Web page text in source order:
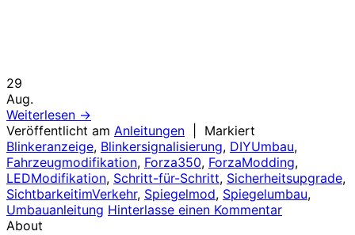
29
Aug.
Weiterlesen →
Veröffentlicht am Anleitungen
Markiert
Blinkeranzeige, Blinkersignalisierung, DIYUmbau,
Fahrzeugmodifikation, Forza350, ForzaModding,
LEDModifikation, Schritt-für-Schritt, Sicherheitsupgrade,
SichtbarkeitimVerkehr, Spiegelmod, Spiegelumbau,
Umbauanleitung Hinterlasse einen Kommentar
About